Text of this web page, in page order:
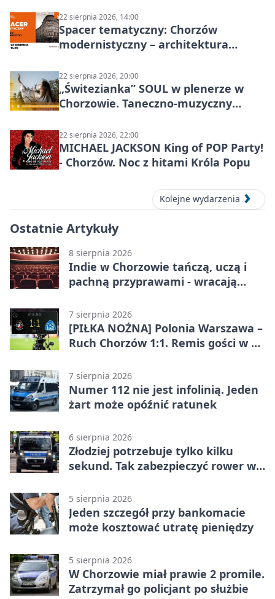
22 sierpnia 2026, 14:00
Spacer tematyczny: Chorzów
modernistyczny – architektura
22 sierpnia 2026, 20:00
„Świtezianka” SOUL w plenerze w
Chorzowie. Taneczno-muzyczny
22 sierpnia 2026, 22:00
MICHAEL JACKSON King of POP Party!
- Chorzów. Noc z hitami Króla Popu
Kolejne wydarzenia
Ostatnie Artykuły
8 sierpnia 2026
Indie w Chorzowie tańczą, uczą i
pachną przyprawami - wracają
7 sierpnia 2026
[PIŁKA NOŻNA] Polonia Warszawa –
Ruch Chorzów 1:1. Remis gości w 3.
7 sierpnia 2026
Numer 112 nie jest infolinią. Jeden
żart może opóźnić ratunek
6 sierpnia 2026
Złodziej potrzebuje tylko kilku
sekund. Tak zabezpieczyć rower w
5 sierpnia 2026
Jeden szczegół przy bankomacie
może kosztować utratę pieniędzy
5 sierpnia 2026
W Chorzowie miał prawie 2 promile.
Zatrzymał go policjant po służbie